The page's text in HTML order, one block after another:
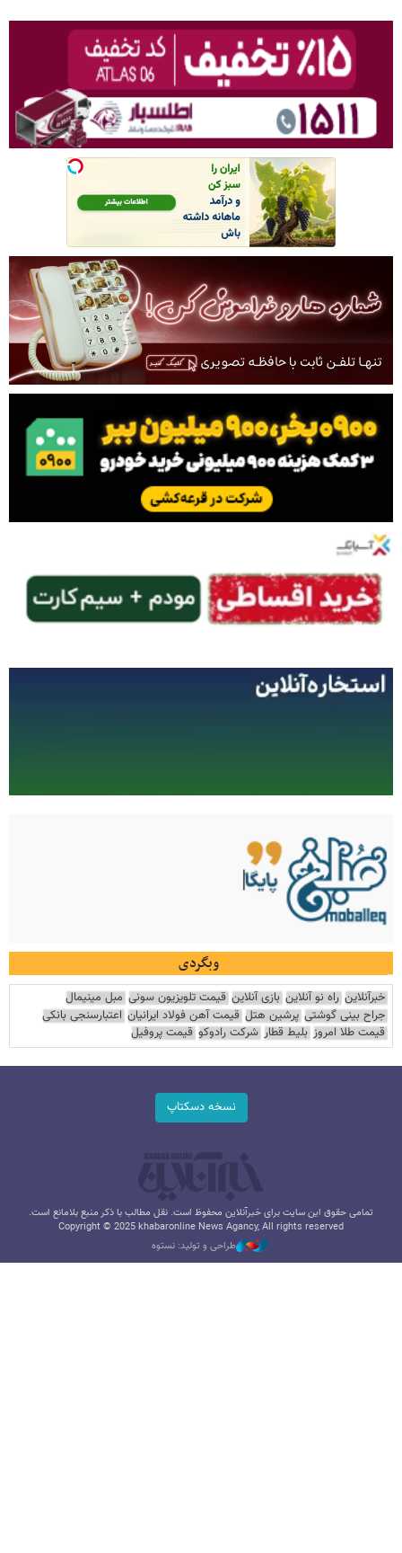
وبگردی
خبرآنلاین راه نو آنلاین بازی آنلاین قیمت تلویزیون سونی مبل مینیمال
جراح بینی گوشتی پرشین هتل قیمت آهن فولاد ایرانیان اعتبارسنجی بانکی
قیمت طلا امروز بلیط قطار شرکت رادوکو قیمت پروفیل
نسخه دسکتاپ
تمامی حقوق این سایت برای خبرآنلاین محفوظ است. نقل مطالب با ذکر منبع بلامانع است.
Copyright © 2025 khabaronline News Agancy, All rights reserved
طراحی و تولید: نستوه